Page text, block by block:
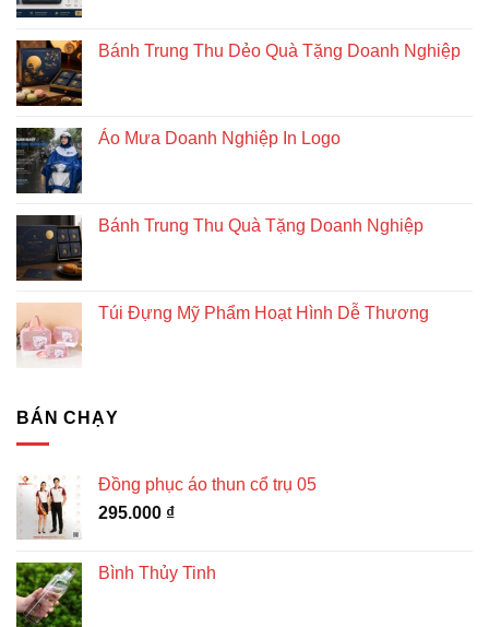
Bánh Trung Thu Dẻo Quà Tặng Doanh Nghiệp
Áo Mưa Doanh Nghiệp In Logo
Bánh Trung Thu Quà Tặng Doanh Nghiệp
Túi Đựng Mỹ Phẩm Hoạt Hình Dễ Thương
BÁN CHẠY
Đồng phục áo thun cổ trụ 05
295.000 ₫
Bình Thủy Tinh